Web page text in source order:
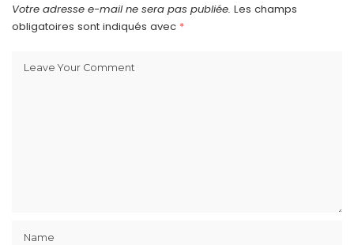
Votre adresse e-mail ne sera pas publiée. Les champs
obligatoires sont indiqués avec *